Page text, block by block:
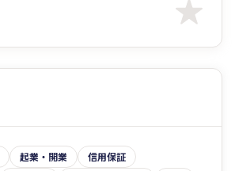
起業・開業
信用保証